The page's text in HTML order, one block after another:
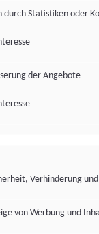
durch Statistiken oder
der Angebote
Verhinderung
von Werbung und